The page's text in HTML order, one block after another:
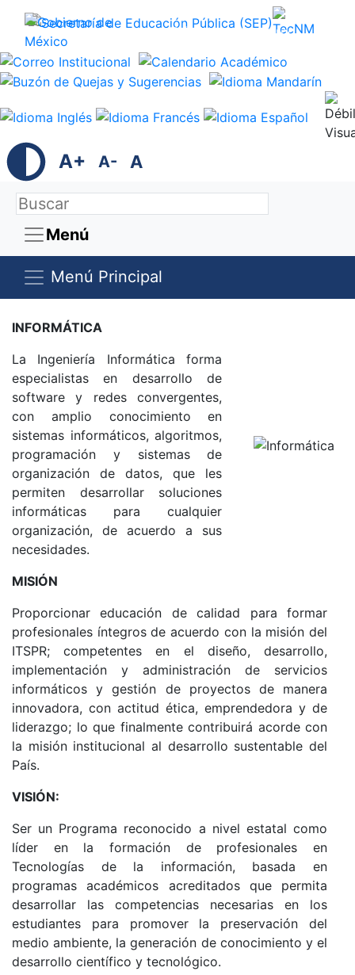
Trámites Gobierno
A+ A- A
Menú
Menú Principal
INFORMÁTICA
La Ingeniería Informática forma
especialistas en desarrollo de
software y redes convergentes,
con amplio conocimiento en
sistemas informáticos, algoritmos,
programación y sistemas de
organización de datos, que les
permiten desarrollar soluciones
informáticas para cualquier
organización, de acuerdo a sus
necesidades.
MISIÓN
Proporcionar educación de calidad para formar
profesionales íntegros de acuerdo con la misión del
ITSPR; competentes en el diseño, desarrollo,
implementación y administración de servicios
informáticos y gestión de proyectos de manera
innovadora, con actitud ética, emprendedora y de
liderazgo; lo que finalmente contribuirá acorde con
la misión institucional al desarrollo sustentable del
País.
VISIÓN:
Ser un Programa reconocido a nivel estatal como
líder en la formación de profesionales en
Tecnologías de la información, basada en
programas académicos acreditados que permita
desarrollar las competencias necesarias en los
estudiantes para promover la preservación del
medio ambiente, la generación de conocimiento y el
desarrollo científico y tecnológico.